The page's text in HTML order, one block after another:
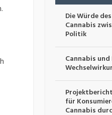
Die Würde
Cannabis
Politik
Cannabis
für
Cannabis